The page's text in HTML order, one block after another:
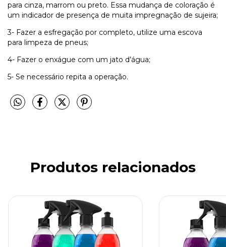
para cinza, marrom ou preto. Essa mudança de coloração é
um indicador de presença de muita impregnação de sujeira;
3- Fazer a esfregação por completo, utilize uma escova
para limpeza de pneus;
4- Fazer o enxágue com um jato d’água;
5- Se necessário repita a operação.
Produtos relacionados